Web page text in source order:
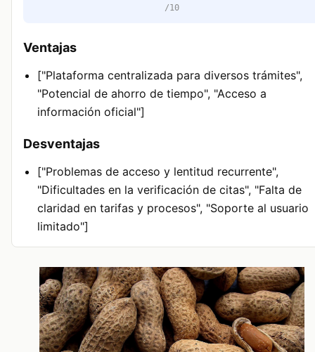
/10
Ventajas
["Plataforma centralizada para diversos trámites",
"Potencial de ahorro de tiempo", "Acceso a
información oficial"]
Desventajas
["Problemas de acceso y lentitud recurrente",
"Dificultades en la verificación de citas", "Falta de
claridad en tarifas y procesos", "Soporte al usuario
limitado"]